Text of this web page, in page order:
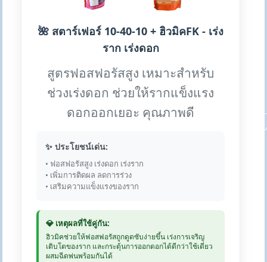
🌺 สตาร์เฟอร์ 10-40-10 + ฮิวมิคFK - เร่ง
ราก เร่งดอก
สูตรฟอสฟอรัสสูง เหมาะสำหรับ
ช่วงเร่งดอก ช่วยให้รากแข็งแรง
ดอกออกเยอะ คุณภาพดี
✨ ประโยชน์เด่น:
• ฟอสฟอรัสสูง เร่งดอก เร่งราก
• เพิ่มการติดผล ลดการร่วง
• เสริมความแข็งแรงของราก
💎 เหตุผลที่ใช้คู่กัน:
ฮิวมิคช่วยให้ฟอสฟอรัสถูกดูดซับง่ายขึ้น เร่งการเจริญ
เติบโตของราก และกระตุ้นการออกดอกได้ดีกว่าใช้เดี่ยว
ผสมฉีดพ่นพร้อมกันได้